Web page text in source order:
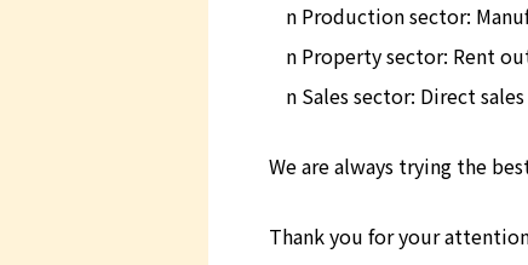
n Production sector:
n Property sector: Rent
n Sales sector: Direct
We are always trying the
Thank you for your